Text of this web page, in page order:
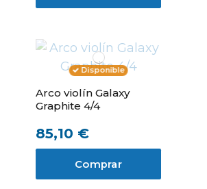
Disponible
Arco violín Galaxy
Graphite 4/4
85,10 €
Comprar